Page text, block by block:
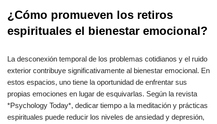
¿Cómo promueven los retiros
espirituales el bienestar emocional?
La desconexión temporal de los problemas cotidianos y el ruido
exterior contribuye significativamente al bienestar emocional. En
estos espacios, uno tiene la oportunidad de enfrentar sus
propias emociones en lugar de esquivarlas. Según la revista
*Psychology Today*, dedicar tiempo a la meditación y prácticas
espirituales puede reducir los niveles de ansiedad y depresión,